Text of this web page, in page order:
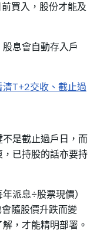
買入，股份才能及
息會自動存入戶
清T+2交收、截止過
是截止過戶日，而
已持股的話亦要持
派息÷股票現價）
隨股價升跌而變
，才能精明部署。